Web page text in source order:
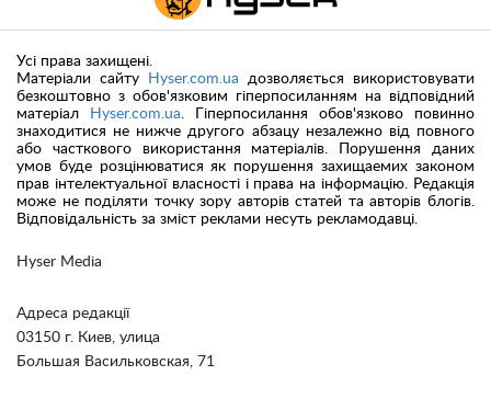
Hyser Media
Адреса редакції
03150 г. Киев, улица
Большая Васильковская, 71
Усі права захищені.
Матеріали сайту
Hyser.com.ua дозволяється використовувати
безкоштовно з обов'язковим гіперпосиланням на відповідний
матеріал
Hyser.com.ua. Гіперпосилання обов'язково повинно
знаходитися не нижче другого абзацу незалежно від повного
або часткового використання матеріалів. Порушення даних
умов буде розцінюватися як порушення захищаемих законом
прав інтелектуальної власності і права на інформацію. Редакція
може не поділяти точку зору авторів статей та авторів блогів.
Відповідальність за зміст реклами несуть рекламодавці.